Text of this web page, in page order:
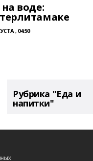
на воде:
, 04:50
Рубрика "Еда и
напитки"